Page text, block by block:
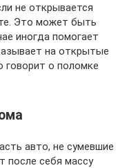
не открывается
Это может быть
иногда помогает
на открытые
о поломке
авто, не сумевшие
после себя массу